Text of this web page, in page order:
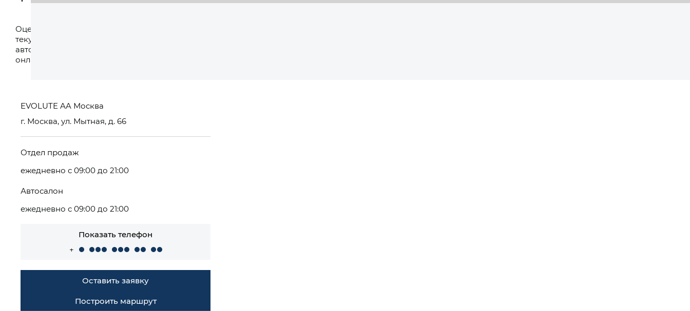
Оцените свой
текущий
автомобиль
онлайн
EVOLUTE AA Москва
г. Москва, ул. Мытная, д. 66
Отдел продаж
ежедневно с 09:00 до 21:00
Автосалон
ежедневно с 09:00 до 21:00
Показать телефон
+
Оставить заявку
Построить маршрут